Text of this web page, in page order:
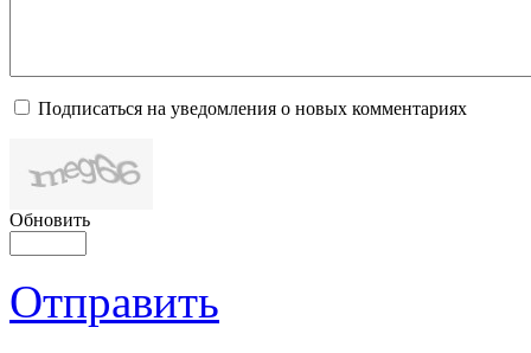
Подписаться на уведомления о новых комментариях
Обновить
Отправить